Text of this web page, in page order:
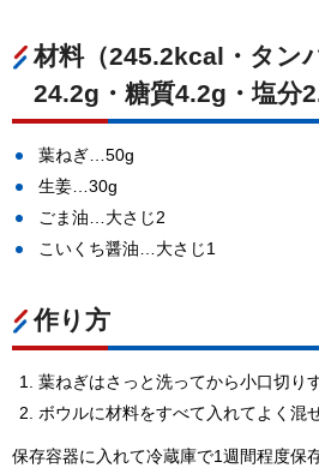
材料（245.2kcal・タン
24.2g・糖質4.2g・塩分
葉ねぎ…50g
生姜…30g
ごま油…大さじ2
こいくち醤油…大さじ1
作り方
葉ねぎはさっと洗ってから小口切りす
ボウルに材料をすべて入れてよく混
保存容器に入れて冷蔵庫で1週間程度保